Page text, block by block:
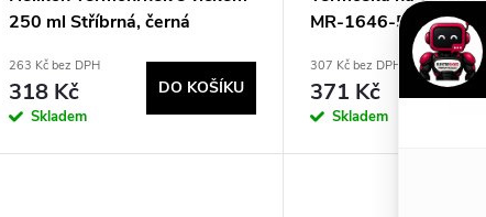
250 ml Stříbrná, černá
263 Kč bez DPH
318 Kč
Skladem
DO KOŠÍKU
MR-1646-53 530 ml
307 Kč bez DPH
371 Kč
Skladem
DO